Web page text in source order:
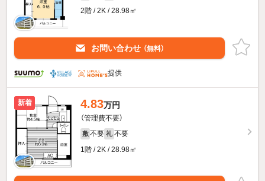
2階 / 2K / 28.98㎡
お問い合わせ （無料）
提供
新着 4.83万円
（管理費不要）
敷 不要 礼 不要
1階 / 2K / 28.98㎡